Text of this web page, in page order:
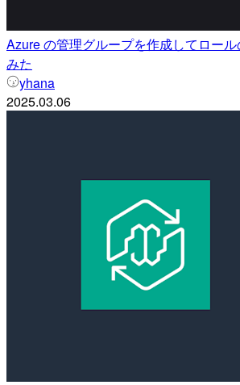
Azure の管理グループを作成してロー
みた
yhana
2025.03.06